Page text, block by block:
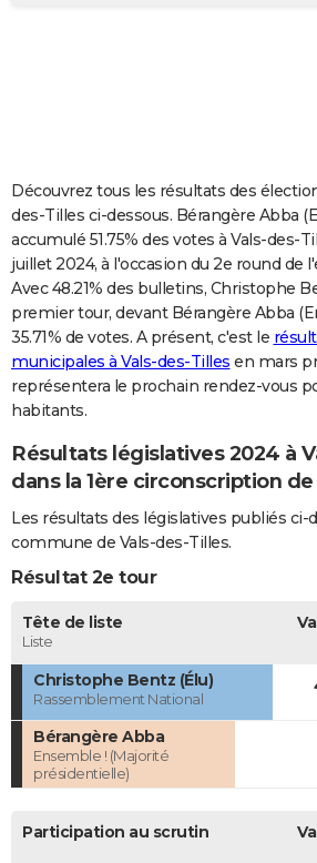
Carte de Noël
Carte Bonne année
Carte Saint-Valentin
Carte Pâques
Carte d'anniversaire
DICTIONNAIRE
Dictionnaire
Biographies
Citations
Expressions
Proverbes
COPAINS D'AVANT
S'inscrire
Se connecter
Lycées
Collèges
Primaires
Universités
Entreprises
Service militaire
Avis de recherche
AVIS DE DÉCÈS
FORUM
Découvrez tous les résultats des
des-Tilles ci-dessous. Bérangère Abba
accumulé 51.75% des votes à Vals-des-
juillet 2024, à l'occasion du 2e round de
Avec 48.21% des bulletins, Christophe
premier tour, devant Bérangère Abba
35.71% de votes. A présent, c'est le
municipales à Vals-des-Tilles en mars
représentera le prochain rendez-vous
habitants.
Résultats législatives 2024 à
dans la 1ère circonscription
Les résultats des législatives publiés ci-
commune de Vals-des-Tilles.
Résultat 2e tour
Tête de liste
Liste
Christophe Bentz (Élu)
Rassemblement National
Bérangère Abba
Ensemble ! (Majorité
présidentielle)
Participation au scrutin